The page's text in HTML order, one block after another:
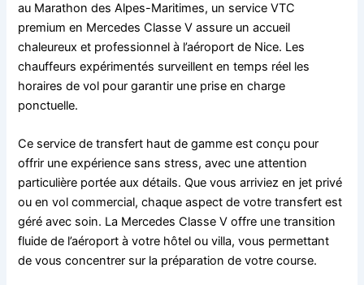
au Marathon des Alpes-Maritimes, un service VTC
premium en Mercedes Classe V assure un accueil
chaleureux et professionnel à l’aéroport de Nice. Les
chauffeurs expérimentés surveillent en temps réel les
horaires de vol pour garantir une prise en charge
ponctuelle.
Ce service de transfert haut de gamme est conçu pour
offrir une expérience sans stress, avec une attention
particulière portée aux détails. Que vous arriviez en jet privé
ou en vol commercial, chaque aspect de votre transfert est
géré avec soin. La Mercedes Classe V offre une transition
fluide de l’aéroport à votre hôtel ou villa, vous permettant
de vous concentrer sur la préparation de votre course.